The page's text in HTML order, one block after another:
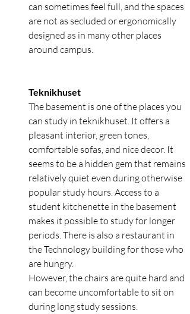
can sometimes feel full, and the spaces
are not as secluded or ergonomically
designed as in many other places
around campus.
Teknikhuset
The basement is one of the places you
can study in teknikhuset. It offers a
pleasant interior, green tones,
comfortable sofas, and nice decor. It
seems to be a hidden gem that remains
relatively quiet even during otherwise
popular study hours. Access to a
student kitchenette in the basement
makes it possible to study for longer
periods. There is also a restaurant in
the Technology building for those who
are hungry.
However, the chairs are quite hard and
can become uncomfortable to sit on
during long study sessions.